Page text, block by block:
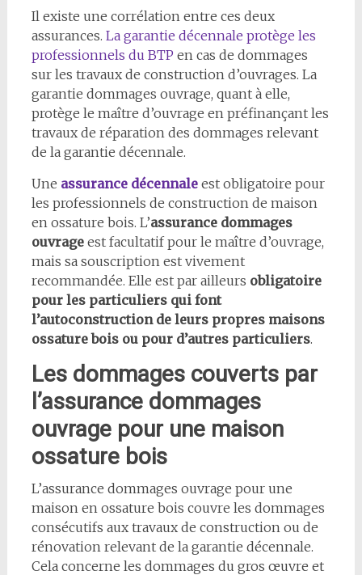
Il existe une corrélation entre ces deux
assurances. La garantie décennale protège les
professionnels du BTP en cas de dommages
sur les travaux de construction d’ouvrages. La
garantie dommages ouvrage, quant à elle,
protège le maître d’ouvrage en préfinançant les
travaux de réparation des dommages relevant
de la garantie décennale.
Une assurance décennaleest obligatoire pour
les professionnels de construction de maison
en ossature bois. L’assurance dommages
ouvrageest facultatif pour le maître d’ouvrage,
mais sa souscription est vivement
recommandée. Elle est par ailleurs obligatoire
pour les particuliers qui font
l’autoconstruction de leurs propres maisons
ossature bois ou pour d’autres particuliers.
Les dommages couverts par
l’assurance dommages
ouvrage pour une maison
ossature bois
L’assurance dommages ouvrage pour une
maison en ossature bois couvre les dommages
consécutifs aux travaux de construction ou de
rénovation relevant de la garantie décennale.
Cela concerne les dommages du gros œuvre et